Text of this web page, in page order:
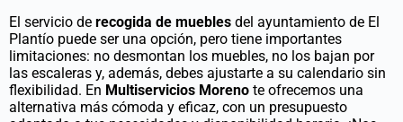
El servicio de recogida de muebles del ayuntamiento de El
Plantío puede ser una opción, pero tiene importantes
limitaciones: no desmontan los muebles, no los bajan por
las escaleras y, además, debes ajustarte a su calendario sin
flexibilidad. En Multiservicios Moreno te ofrecemos una
alternativa más cómoda y eficaz, con un presupuesto